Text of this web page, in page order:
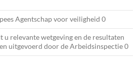
Agentschap voor veiligheid 0
u relevante wetgeving en de resultaten
uitgevoerd door de Arbeidsinspectie 0